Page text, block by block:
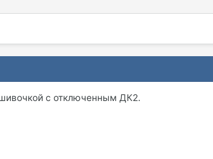
с отключенным ДК2.